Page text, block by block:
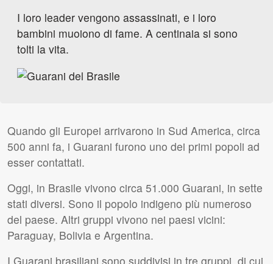
I loro leader vengono assassinati, e i loro
bambini muoiono di fame. A centinaia si sono
tolti la vita.
Quando gli Europei arrivarono in Sud America, circa
500 anni fa, i Guarani furono uno dei primi popoli ad
esser contattati.
Oggi, in Brasile vivono circa 51.000 Guarani, in sette
stati diversi. Sono il popolo indigeno più numeroso
del paese. Altri gruppi vivono nei paesi vicini:
Paraguay, Bolivia e Argentina.
I Guarani brasiliani sono suddivisi in tre gruppi, di cui